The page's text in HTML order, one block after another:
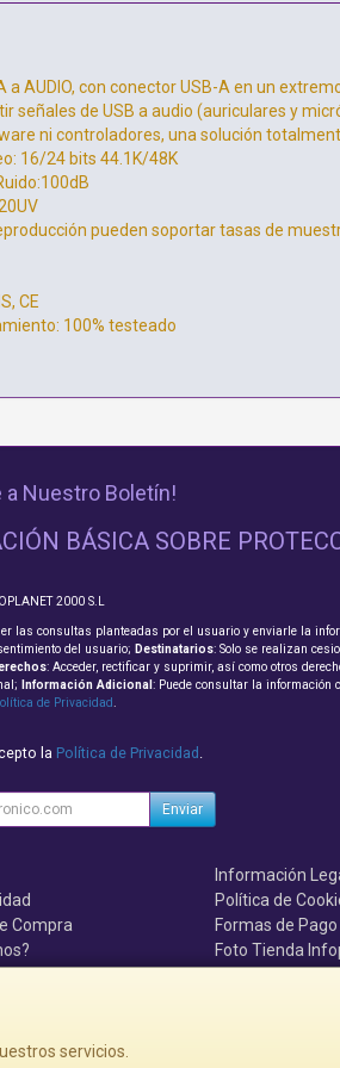
a AUDIO, con conector USB-A en un
señales de USB a audio (auriculares y
ni controladores, una solución
16/24 bits 44.1K/48K
pueden soportar tasas de
CE
100% testeado
servicios.
a Nuestro Boletín!
BÁSICA SOBRE
2000 S.L
las consultas planteadas por el usuario y enviarle la
del usuario; Destinatarios: Solo se realizan
: Acceder, rectificar y suprimir, así como otros
Información Adicional : Puede consultar la información
de Privacidad.
la Política de Privacidad .
Enviar
Información
Política de
Compra
Formas de Pago
Foto Tienda